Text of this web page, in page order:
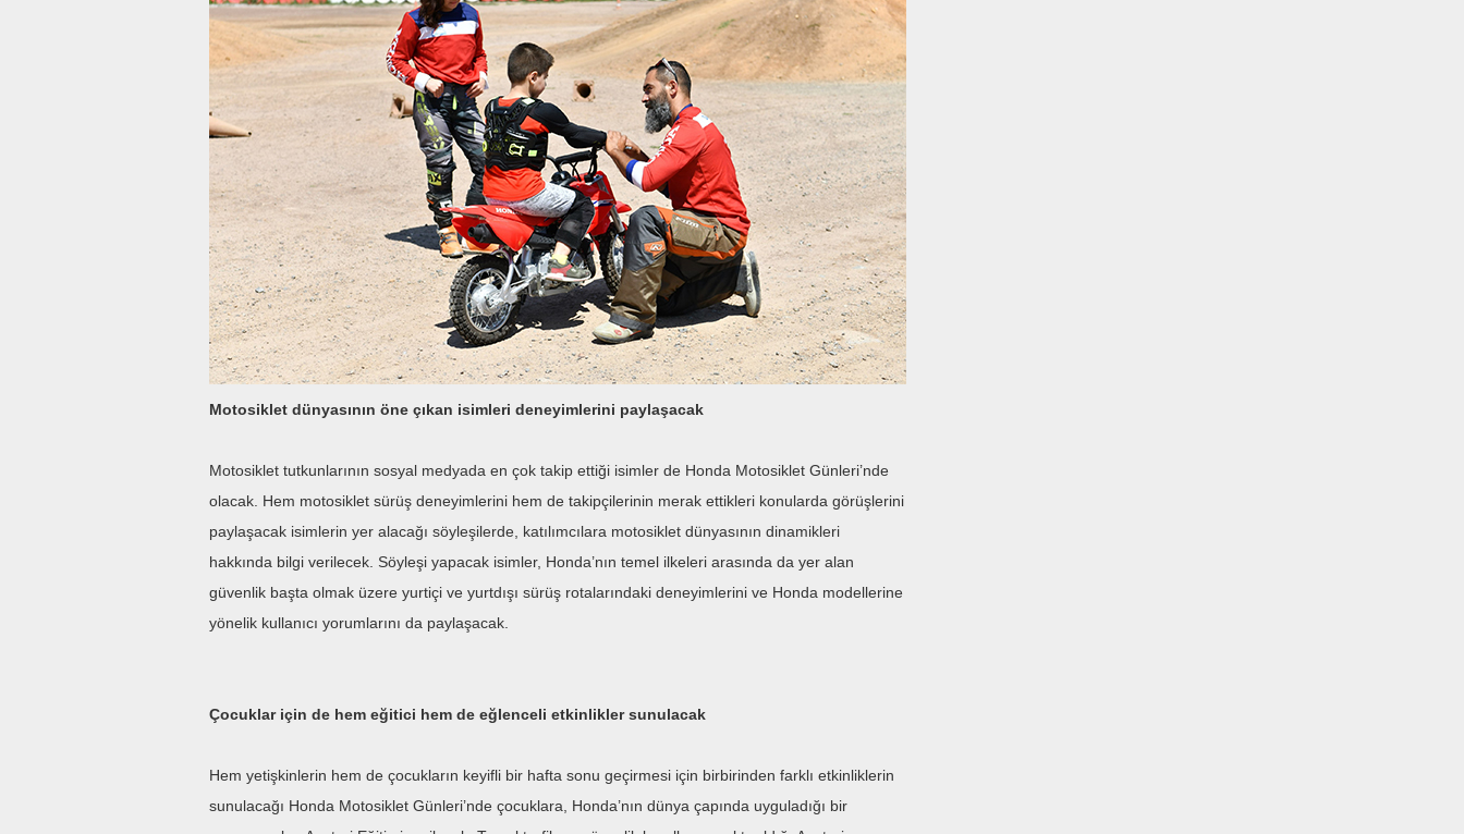
Motosiklet dünyasının öne çıkan isimleri deneyimlerini paylaşacak
Motosiklet tutkunlarının sosyal medyada en çok takip ettiği isimler de Honda Motosiklet Günleri’nde
olacak. Hem motosiklet sürüş deneyimlerini hem de takipçilerinin merak ettikleri konularda görüşlerini
paylaşacak isimlerin yer alacağı söyleşilerde, katılımcılara motosiklet dünyasının dinamikleri
hakkında bilgi verilecek. Söyleşi yapacak isimler, Honda’nın temel ilkeleri arasında da yer alan
güvenlik başta olmak üzere yurtiçi ve yurtdışı sürüş rotalarındaki deneyimlerini ve Honda modellerine
yönelik kullanıcı yorumlarını da paylaşacak.
Çocuklar için de hem eğitici hem de eğlenceli etkinlikler sunulacak
Hem yetişkinlerin hem de çocukların keyifli bir hafta sonu geçirmesi için birbirinden farklı etkinliklerin
sunulacağı Honda Motosiklet Günleri’nde çocuklara, Honda’nın dünya çapında uyguladığı bir